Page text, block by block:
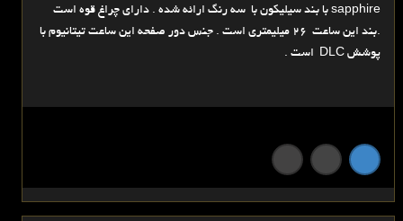
sapphire با بند سیلیکون با سه رنگ ارائه شده . دارای چراغ قوه است
.بند این ساعت 26 میلیمتری است . جنس دور صفحه این ساعت تیتانیوم با
پوشش DLC است .